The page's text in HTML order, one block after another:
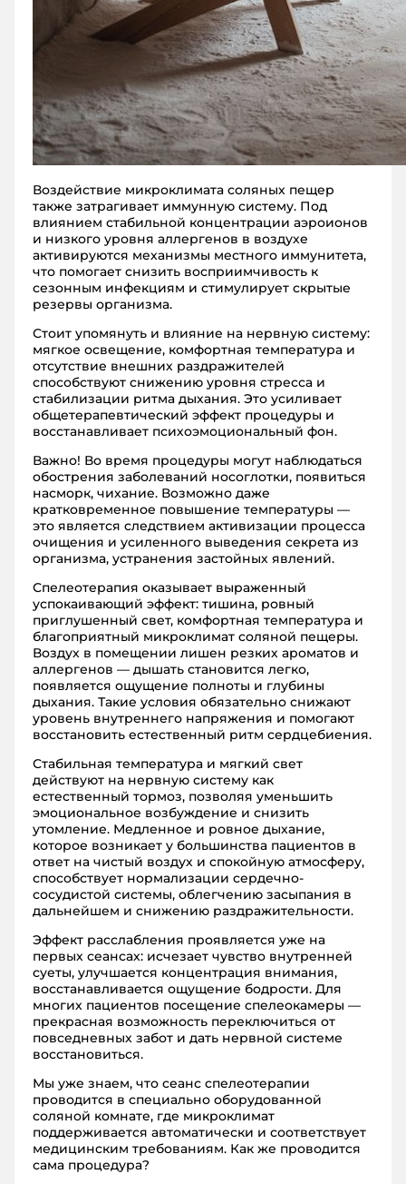
Воздействие микроклимата соляных пещер
также затрагивает иммунную систему. Под
влиянием стабильной концентрации аэроионов
и низкого уровня аллергенов в воздухе
активируются механизмы местного иммунитета,
что помогает снизить восприимчивость к
сезонным инфекциям и стимулирует скрытые
резервы организма.
Стоит упомянуть и влияние на нервную систему:
мягкое освещение, комфортная температура и
отсутствие внешних раздражителей
способствуют снижению уровня стресса и
стабилизации ритма дыхания. Это усиливает
общетерапевтический эффект процедуры и
восстанавливает психоэмоциональный фон.
Важно! Во время процедуры могут наблюдаться
обострения заболеваний носоглотки, появиться
насморк, чихание. Возможно даже
кратковременное повышение температуры —
это является следствием активизации процесса
очищения и усиленного выведения секрета из
организма, устранения застойных явлений.
Спелеотерапия оказывает выраженный
успокаивающий эффект: тишина, ровный
приглушенный свет, комфортная температура и
благоприятный микроклимат соляной пещеры.
Воздух в помещении лишен резких ароматов и
аллергенов — дышать становится легко,
появляется ощущение полноты и глубины
дыхания. Такие условия обязательно снижают
уровень внутреннего напряжения и помогают
восстановить естественный ритм сердцебиения.
Стабильная температура и мягкий свет
действуют на нервную систему как
естественный тормоз, позволяя уменьшить
эмоциональное возбуждение и снизить
утомление. Медленное и ровное дыхание,
которое возникает у большинства пациентов в
ответ на чистый воздух и спокойную атмосферу,
способствует нормализации сердечно-
сосудистой системы, облегчению засыпания в
дальнейшем и снижению раздражительности.
Эффект расслабления проявляется уже на
первых сеансах: исчезает чувство внутренней
суеты, улучшается концентрация внимания,
восстанавливается ощущение бодрости. Для
многих пациентов посещение спелеокамеры —
прекрасная возможность переключиться от
повседневных забот и дать нервной системе
восстановиться.
Мы уже знаем, что сеанс спелеотерапии
проводится в специально оборудованной
соляной комнате, где микроклимат
поддерживается автоматически и соответствует
медицинским требованиям. Как же проводится
сама процедура?